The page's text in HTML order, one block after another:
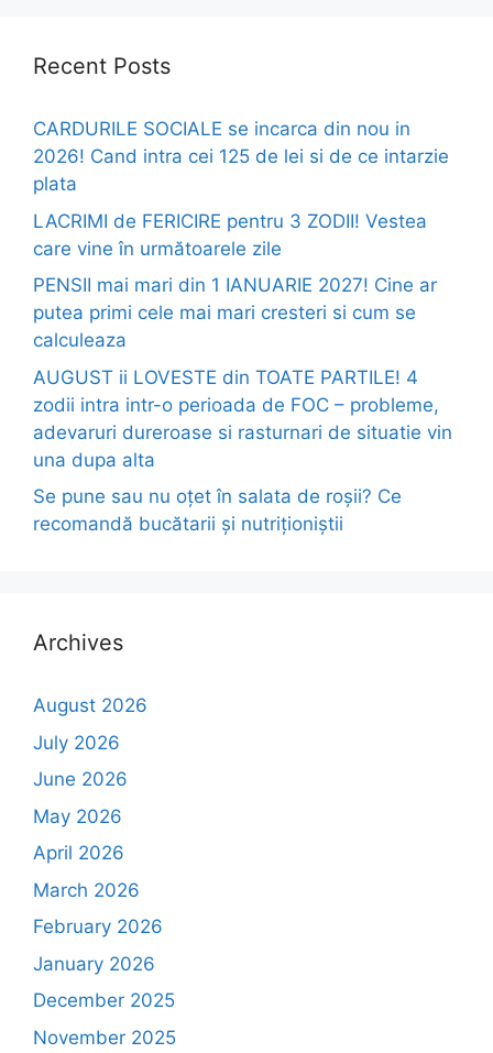
Recent Posts
CARDURILE SOCIALE se incarca din nou in
2026! Cand intra cei 125 de lei si de ce intarzie
plata
LACRIMI de FERICIRE pentru 3 ZODII! Vestea
care vine în următoarele zile
PENSII mai mari din 1 IANUARIE 2027! Cine ar
putea primi cele mai mari cresteri si cum se
calculeaza
AUGUST ii LOVESTE din TOATE PARTILE! 4
zodii intra intr-o perioada de FOC – probleme,
adevaruri dureroase si rasturnari de situatie vin
una dupa alta
Se pune sau nu oțet în salata de roșii? Ce
recomandă bucătarii și nutriționiștii
Archives
August 2026
July 2026
June 2026
May 2026
April 2026
March 2026
February 2026
January 2026
December 2025
November 2025